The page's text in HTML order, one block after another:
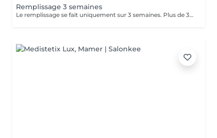
Remplissage 3 semaines
Le remplissage se fait uniquement sur 3 semaines. Plus de 3 semaines, il vous sera facturé de 65 à 80 euros en fonction de la durée de travail. Après une pose naturelle, un remplissage plus fourni sera compté en supplément de 15 euros.